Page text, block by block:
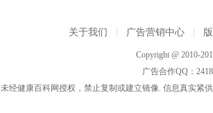
关于我们 广告营销中心
Copyright @ 2010-
广告合作QQ：
未经健康百科网授权，禁止复制或建立镜像. 信息真实紧